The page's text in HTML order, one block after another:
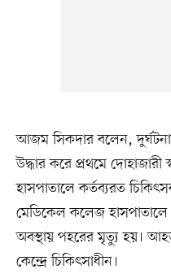
আজম সিকদার বলেন,
উদ্ধার করে প্রথমে দোহাজারী
হাসপাতালে কর্তব্যরত
মেডিকেল কলেজ হাসপাতালে
অবস্থায় পহরের মৃত্যু হয়।
কেন্দ্রে চিকিৎসাধীন।